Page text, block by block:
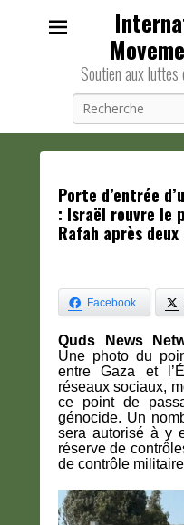
Soutien aux luttes
Porte d’entrée
: Israël rouvre le
Rafah après
Facebook
Quds News
Une photo du
entre Gaza et
réseaux sociaux,
ce point de
génocide. Un
sera autorisé à y
réserve de
de contrôle